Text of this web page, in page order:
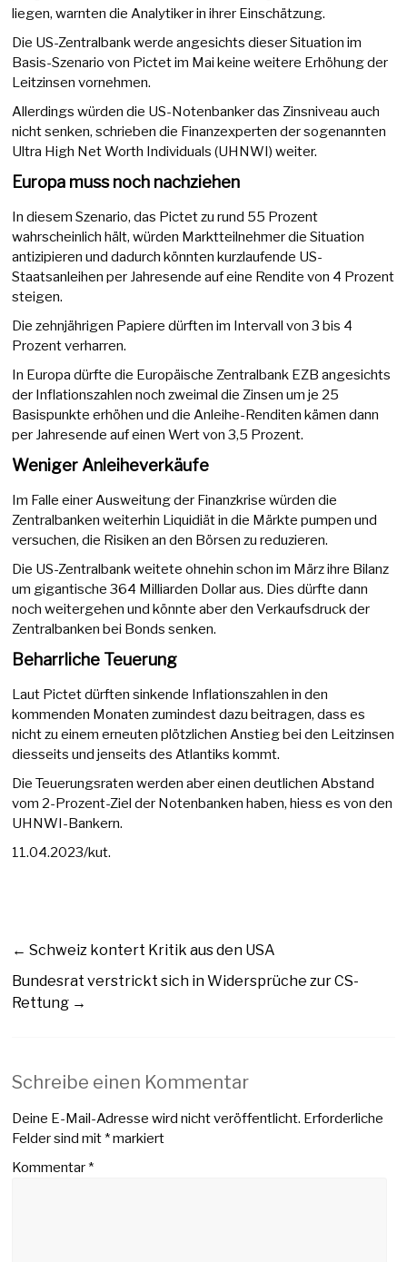
liegen, warnten die Analytiker in ihrer Einschätzung.
Die US-Zentralbank werde angesichts dieser Situation im
Basis-Szenario von Pictet im Mai keine weitere Erhöhung der
Leitzinsen vornehmen.
Allerdings würden die US-Notenbanker das Zinsniveau auch
nicht senken, schrieben die Finanzexperten der sogenannten
Ultra High Net Worth Individuals (UHNWI) weiter.
Europa muss noch nachziehen
In diesem Szenario, das Pictet zu rund 55 Prozent
wahrscheinlich hält, würden Marktteilnehmer die Situation
antizipieren und dadurch könnten kurzlaufende US-
Staatsanleihen per Jahresende auf eine Rendite von 4 Prozent
steigen.
Die zehnjährigen Papiere dürften im Intervall von 3 bis 4
Prozent verharren.
In Europa dürfte die Europäische Zentralbank EZB angesichts
der Inflationszahlen noch zweimal die Zinsen um je 25
Basispunkte erhöhen und die Anleihe-Renditen kämen dann
per Jahresende auf einen Wert von 3,5 Prozent.
Weniger Anleiheverkäufe
Im Falle einer Ausweitung der Finanzkrise würden die
Zentralbanken weiterhin Liquidiät in die Märkte pumpen und
versuchen, die Risiken an den Börsen zu reduzieren.
Die US-Zentralbank weitete ohnehin schon im März ihre Bilanz
um gigantische 364 Milliarden Dollar aus. Dies dürfte dann
noch weitergehen und könnte aber den Verkaufsdruck der
Zentralbanken bei Bonds senken.
Beharrliche Teuerung
Laut Pictet dürften sinkende Inflationszahlen in den
kommenden Monaten zumindest dazu beitragen, dass es
nicht zu einem erneuten plötzlichen Anstieg bei den Leitzinsen
diesseits und jenseits des Atlantiks kommt.
Die Teuerungsraten werden aber einen deutlichen Abstand
vom 2-Prozent-Ziel der Notenbanken haben, hiess es von den
UHNWI-Bankern.
11.04.2023/kut.
← Schweiz kontert Kritik aus den USA
Bundesrat verstrickt sich in Widersprüche zur CS-
Rettung →
Schreibe einen Kommentar
Deine E-Mail-Adresse wird nicht veröffentlicht. Erforderliche
Felder sind mit*markiert
Kommentar*